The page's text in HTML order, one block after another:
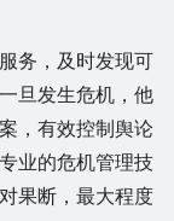
务，及时发现可
旦发生危机，他
，有效控制舆论
业的危机管理技
果断，最大程度